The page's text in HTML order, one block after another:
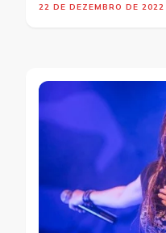
22 DE DEZEMBRO DE 2022